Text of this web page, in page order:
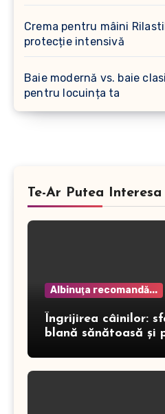
Crema pentru mâini
protecție intensivă
Baie modernă vs. baie
pentru locuința ta
Te-Ar Putea Interesa
Albinuţa recomandă...
Îngrijirea câinilor:
blană sănătoasă și